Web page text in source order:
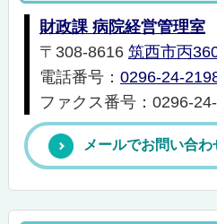
財政課 病院経営管理室
〒308-8616 筑西市丙
電話番号： 0296-24-
ファクス番号：0296-
メールでお問い合わ